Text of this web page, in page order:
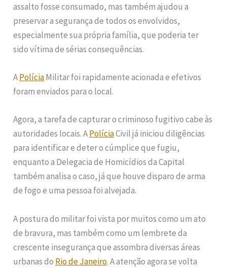
assalto fosse consumado, mas também ajudou a
preservar a segurança de todos os envolvidos,
especialmente sua própria família, que poderia ter
sido vítima de sérias consequências.
APolíciaMilitar foi rapidamente acionada e efetivos
foram enviados para o local.
Agora, a tarefa de capturar o criminoso fugitivo cabe às
autoridades locais. APolíciaCivil já iniciou diligências
para identificar e deter o cúmplice que fugiu,
enquanto a Delegacia de Homicídios da Capital
também analisa o caso, já que houve disparo de arma
de fogo e uma pessoa foi alvejada.
A postura do militar foi vista por muitos como um ato
de bravura, mas também como um lembrete da
crescente insegurança que assombra diversas áreas
urbanas do Rio de Janeiro. A atenção agora se volta